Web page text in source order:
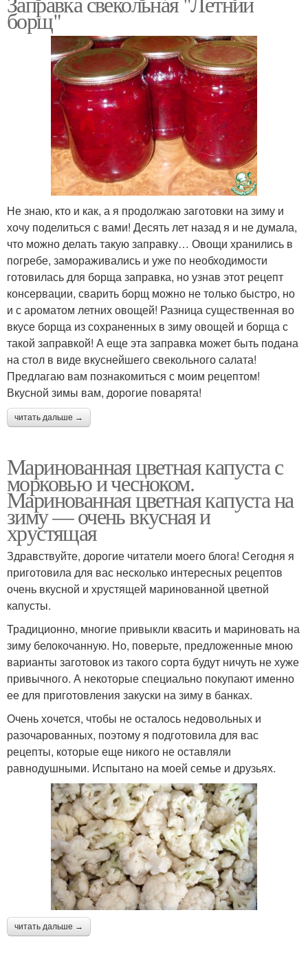
борщ"
Не знаю, кто и как, а я продолжаю заготовки на зиму и
хочу поделиться с вами! Десять лет назад я и не думала,
что можно делать такую заправку… Овощи хранились в
погребе, замораживались и уже по необходимости
готовилась для борща заправка, но узнав этот рецепт
консервации, сварить борщ можно не только быстро, но
и с ароматом летних овощей! Разница существенная во
вкусе борща из сохраненных в зиму овощей и борща с
такой заправкой! А еще эта заправка может быть подана
на стол в виде вкуснейшего свекольного салата!
Предлагаю вам познакомиться с моим рецептом!
Вкусной зимы вам, дорогие поварята!
читать дальше →
Маринованная цветная капуста с
морковью и чесноком.
Маринованная цветная капуста на
зиму — очень вкусная и
хрустящая
Здравствуйте, дорогие читатели моего блога! Сегодня я
приготовила для вас несколько интересных рецептов
очень вкусной и хрустящей маринованной цветной
капусты.
Традиционно, многие привыкли квасить и мариновать на
зиму белокочанную. Но, поверьте, предложенные мною
варианты заготовок из такого сорта будут ничуть не хуже
привычного. А некоторые специально покупают именно
ее для приготовления закуски на зиму в банках.
Очень хочется, чтобы не осталось недовольных и
разочарованных, поэтому я подготовила для вас
рецепты, которые еще никого не оставляли
равнодушными. Испытано на моей семье и друзьях.
читать дальше →